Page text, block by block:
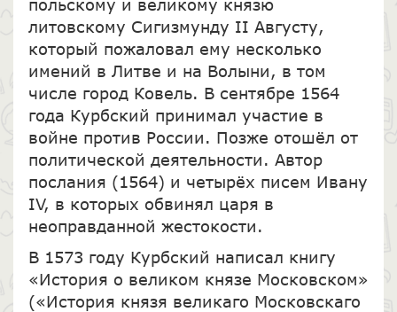
польскому и великому князю
литовскому Сигизмунду II Августу,
который пожаловал ему несколько
имений в Литве и на Волыни, в том
числе город Ковель. В сентябре 1564
года Курбский принимал участие в
войне против России. Позже отошёл от
политической деятельности. Автор
послания (1564) и четырёх писем Ивану
IV, в которых обвинял царя в
неоправданной жестокости.
В 1573 году Курбский написал книгу
«История о великом князе Московском»
(«История князя великаго Московскаго